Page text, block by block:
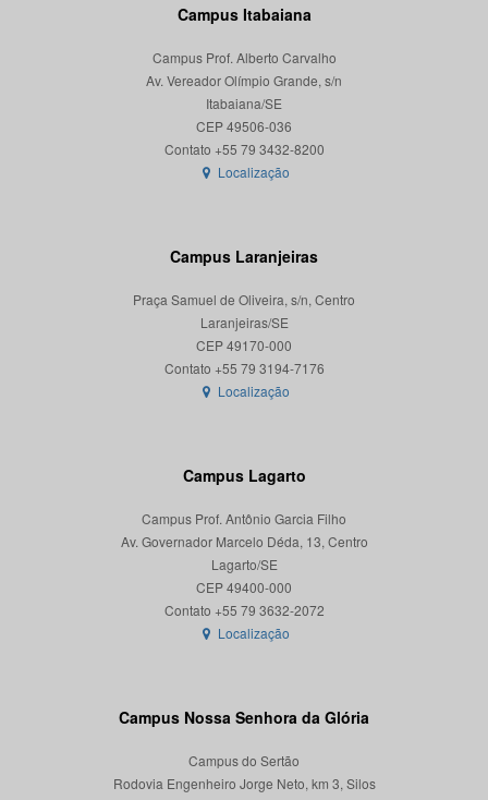
Campus Itabaiana
Campus Prof. Alberto Carvalho
Av. Vereador Olímpio Grande, s/n
Itabaiana/SE
CEP 49506-036
Localização
Campus Laranjeiras
Praça Samuel de Oliveira, s/n, Centro
Laranjeiras/SE
CEP 49170-000
Localização
Campus Lagarto
Campus Prof. Antônio Garcia Filho
Av. Governador Marcelo Déda, 13, Centro
Lagarto/SE
CEP 49400-000
Localização
Campus Nossa Senhora da Glória
Campus do Sertão
Rodovia Engenheiro Jorge Neto, km 3, Silos